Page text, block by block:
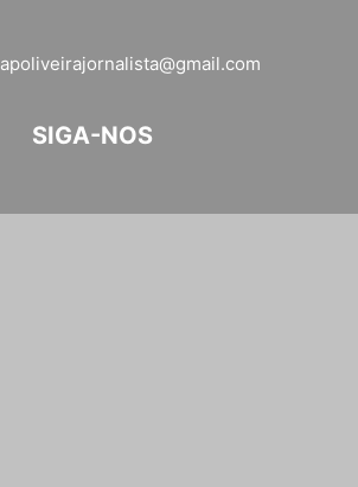
apoliveirajornalista@gmail.com
SIGA-NOS